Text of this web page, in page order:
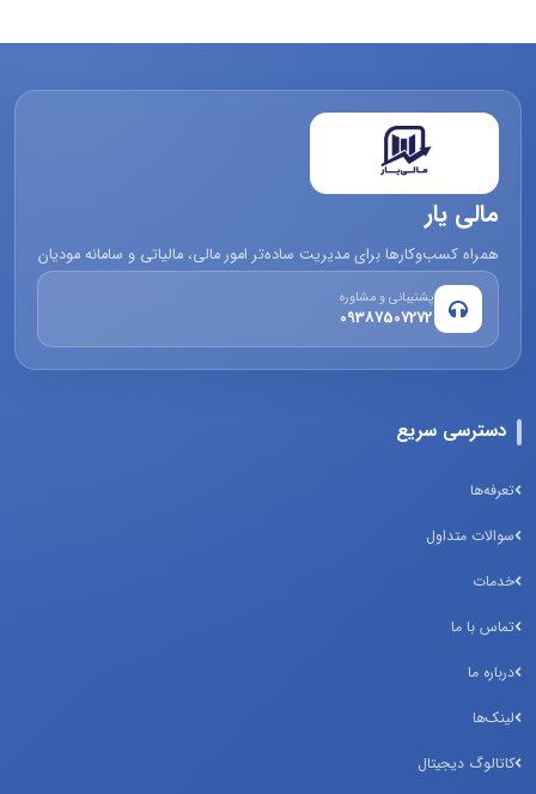
مالی یار
همراه کسب‌وکارها برای مدیریت ساده‌تر امور مالی، مالیاتی و سامانه مودیان
پشتیبانی و مشاوره
09387507272
دسترسی سریع
تعرفه‌ها
سوالات متداول
خدمات
تماس با ما
درباره ما
لینک‌ها
کاتالوگ دیجیتال